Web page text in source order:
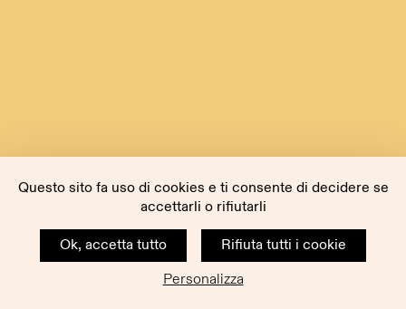
Questo sito fa uso di cookies e ti consente di decidere se
accettarli o rifiutarli
Ok, accetta tutto
Rifiuta tutti i cookie
Personalizza